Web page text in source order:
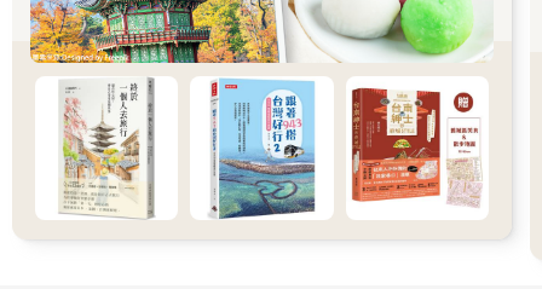
他們的手掌上割出一道道的細紋。我們遇見的伊斯坦堡是如此不
同。
盤旋在空中的海鷗，伴著拋竿後耐心等待魚兒上鉤的釣客，為忙
碌的一天拉開序幕。
第一站，我們來到新清真寺（Yeni Camii）旁的香料市集，又名
「埃及市集」（Mısır Çarşısı）。建於西元一六六四年，原先是
開羅商隊的絲路轉站，因眾多自埃及進口的商品在此交易而得